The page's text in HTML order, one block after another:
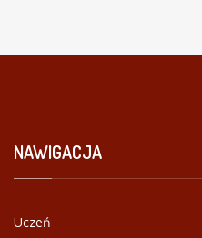
NAWIGACJA
Uczeń